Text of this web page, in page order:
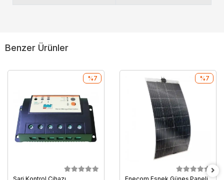
Benzer Ürünler
%7 %7